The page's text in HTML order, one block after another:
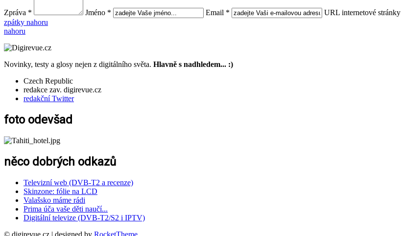
Zpráva * Jméno * Email *
URL internetové stránky
zpátky nahoru
nahoru
Novinky, testy a glosy nejen z digitálního světa. Hlavně s nadhledem... :)
Czech Republic
redakce zav. digirevue.cz
redakční Twitter
foto odevšad
něco dobrých odkazů
Televizní web (DVB-T2 a recenze)
Skinzone: fólie na LCD
Valašsko máme rádi
Prima úča vaše děti naučí...
Digitální televize (DVB-T2/S2 i IPTV)
© digirevue.cz | designed by RocketTheme